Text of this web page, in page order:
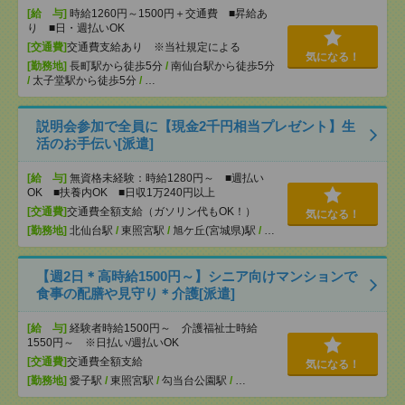
[給 与] 時給1260円～1500円＋交通費 ■昇給あ
り ■日・週払いOK
[交通費]交通費支給あり ※当社規定による
[勤務地] 長町駅から徒歩5分 / 南仙台駅から徒歩5分
/ 太子堂駅から徒歩5分 / …
気になる！
説明会参加で全員に【現金2千円相当プレゼント】生
活のお手伝い[派遣]
[給 与] 無資格未経験：時給1280円～ ■週払い
OK ■扶養内OK ■日収1万240円以上
[交通費]交通費全額支給（ガソリン代もOK！）
[勤務地] 北仙台駅 / 東照宮駅 / 旭ケ丘(宮城県)駅 / …
気になる！
【週2日＊高時給1500円～】シニア向けマンションで
食事の配膳や見守り＊介護[派遣]
[給 与] 経験者時給1500円～ 介護福祉士時給
1550円～ ※日払い/週払いOK
[交通費]交通費全額支給
[勤務地] 愛子駅 / 東照宮駅 / 勾当台公園駅 / …
気になる！